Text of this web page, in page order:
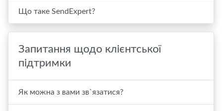
Що таке SendExpert?
Запитання щодо клієнтської
підтримки
Як можна з вами зв`язатися?